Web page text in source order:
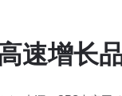
速增长